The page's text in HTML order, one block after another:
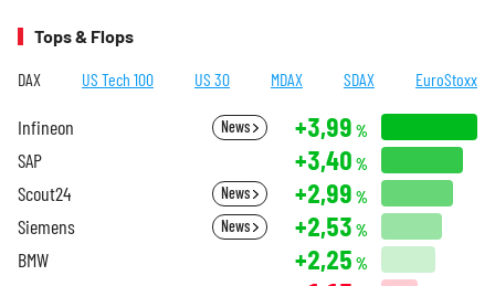
Tops & Flops
DAX US Tech 100 US 30 MDAX SDAX EuroStoxx
Infineon News +3,99 %
SAP +3,40 %
Scout24 News +2,99 %
Siemens News +2,53 %
BMW +2,25 %